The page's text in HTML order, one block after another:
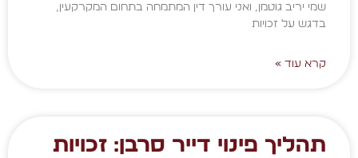
שמי יריב גוטמן, ואני עורך דין המתמחה בתחום המקרקעין,
בדגש על זכויות
קרא עוד »
תהליך פינוי דייר סרבן: זכויות